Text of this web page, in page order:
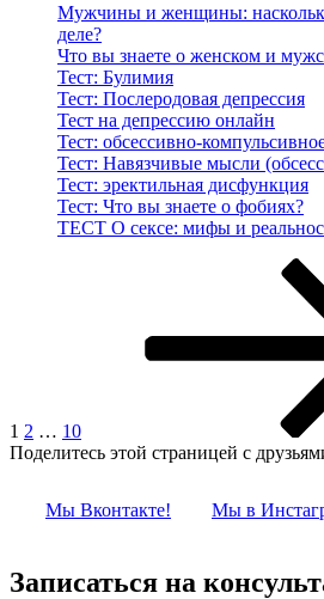
Мужчины и женщины:
деле?
Что вы знаете о женском и
Тест: Булимия
Тест: Послеродовая депрессия
Тест на депрессию онлайн
Тест: обсессивно-
Тест: Навязчивые мысли
Тест: эректильная дисфункция
Тест: Что вы знаете о фобиях?
ТЕСТ О сексе: мифы и
1 2 … 10
Поделитесь этой страницей с
Мы Вконтакте! Мы в
Записаться на